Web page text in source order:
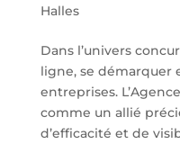
Halles
Dans l’univers
ligne, se démarquer
entreprises.
comme un allié
d’efficacité et de